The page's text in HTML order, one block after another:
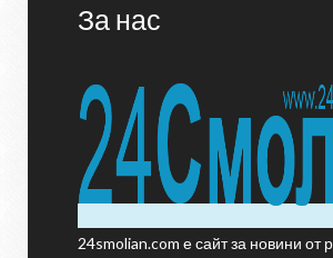
За нас
24smolian.com е сайт за новини от